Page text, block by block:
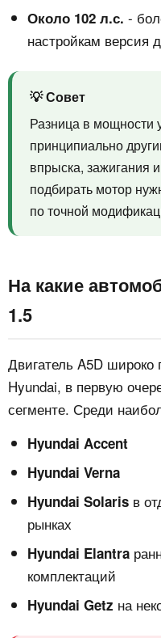
Около 102 л.с. -
настройкам версия
💡 Совет
Разница в мощности
принципиально
впрыска, зажигания
подбирать мотор
по точной
На какие
1.5
Двигатель A5D
Hyundai, в первую
сегменте. Среди
Hyundai Accent
Hyundai Verna
Hyundai Solaris в
рынках
Hyundai Elantra
комплектаций
Hyundai Getz на